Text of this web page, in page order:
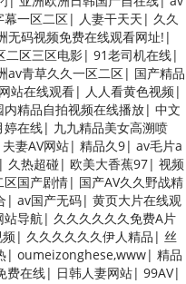
幕一区二区| 人妻干天天 | 久久
无码视频免费在线观看网址! |
二区三区电影| 91老司机在线|
av青草久久一区二区| 国产精品
站在线观看| 人人看黄色视频|
内精品自拍视频在线播放| 中文
婷在线| 九九精品美女高溯喷
夫妻AV网站| 精品久9| av毛片a
| 久热超碰| 欧美大香蕉97| 视频
区国产剧情| 国产AV久久野战精
| av国产无码| 黄页大片在线观
站导航| 久久久久久久免费A片
| 久久久久久久伊人精品 | 丝
| oumeizonghese,www| 精品
费在线| 日韩人妻网站| 99AV|